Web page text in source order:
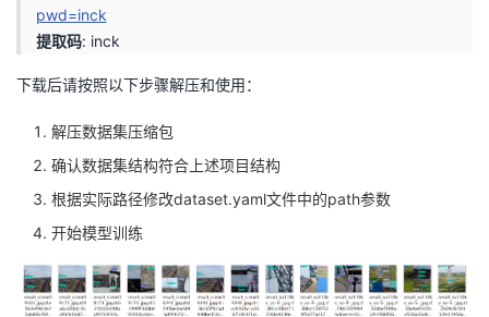
pwd=inck
提取码: inck
下载后请按照以下步骤解压和使用：
解压数据集压缩包
确认数据集结构符合上述项目结构
根据实际路径修改dataset.yaml文件中的path参数
开始模型训练